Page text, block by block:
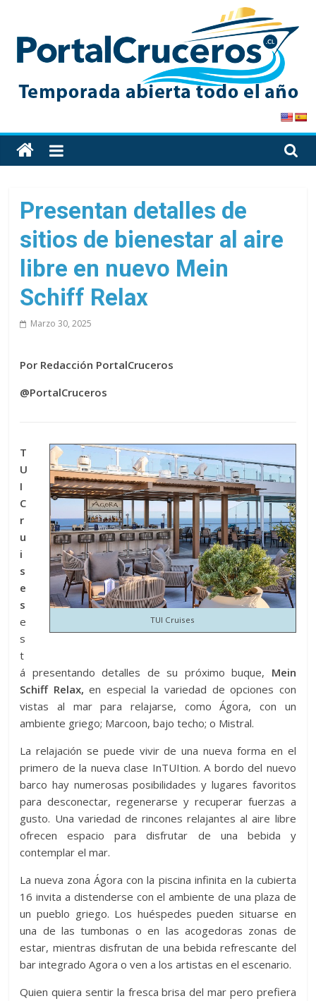
content
PortalCruceros
Toda
la
de
cruceros
en
un
sitio
Presentan detalles de
sitios de bienestar al aire
libre en nuevo Mein
Schiff Relax
Marzo 30, 2025
Por Redacción PortalCruceros
@PortalCruceros
TUI Cruises
T
U
I
C
r
u
i
s
e
s
e
s
t
á presentando detalles de su próximo buque, Mein
Schiff Relax, en especial la variedad de opciones con
vistas al mar para relajarse, como Ágora, con un
ambiente griego; Marcoon, bajo techo; o Mistral.
La relajación se puede vivir de una nueva forma en el
primero de la nueva clase InTUItion. A bordo del nuevo
barco hay numerosas posibilidades y lugares favoritos
para desconectar, regenerarse y recuperar fuerzas a
gusto. Una variedad de rincones relajantes al aire libre
ofrecen espacio para disfrutar de una bebida y
contemplar el mar.
La nueva zona Ágora con la piscina infinita en la cubierta
16 invita a distenderse con el ambiente de una plaza de
un pueblo griego. Los huéspedes pueden situarse en
una de las tumbonas o en las acogedoras zonas de
estar, mientras disfrutan de una bebida refrescante del
bar integrado Agora o ven a los artistas en el escenario.
Quien quiera sentir la fresca brisa del mar pero prefiera